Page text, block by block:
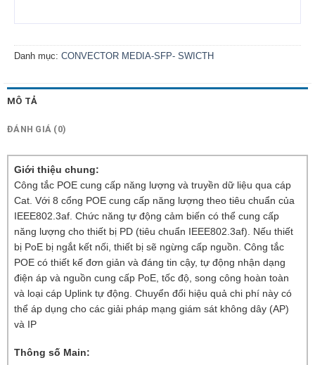
Danh mục: CONVECTOR MEDIA-SFP- SWICTH
MÔ TẢ
ĐÁNH GIÁ (0)
Giới thiệu chung:
Công tắc POE cung cấp năng lượng và truyền dữ liệu qua cáp
Cat. Với 8 cổng POE cung cấp năng lượng theo tiêu chuẩn của
IEEE802.3af. Chức năng tự động cảm biến có thể cung cấp
năng lượng cho thiết bị PD (tiêu chuẩn IEEE802.3af). Nếu thiết
bị PoE bị ngắt kết nối, thiết bị sẽ ngừng cấp nguồn. Công tắc
POE có thiết kế đơn giản và đáng tin cậy, tự động nhận dạng
điện áp và nguồn cung cấp PoE, tốc độ, song công hoàn toàn
và loại cáp Uplink tự động. Chuyển đổi hiệu quả chi phí này có
thể áp dụng cho các giải pháp mạng giám sát không dây (AP)
và IP
Thông số Main: